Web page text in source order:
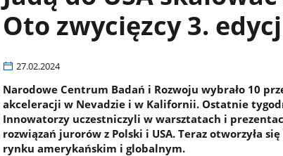
Oto zwycięzcy 3.
27.02.2024
Narodowe Centrum Badań i Rozwoju wybrało 10
akceleracji w Nevadzie i w Kalifornii. Ostatnie
Innowatorzy uczestniczyli w warsztatach i
rozwiązań jurorów z Polski i USA. Teraz otworzyła
rynku amerykańskim i globalnym.